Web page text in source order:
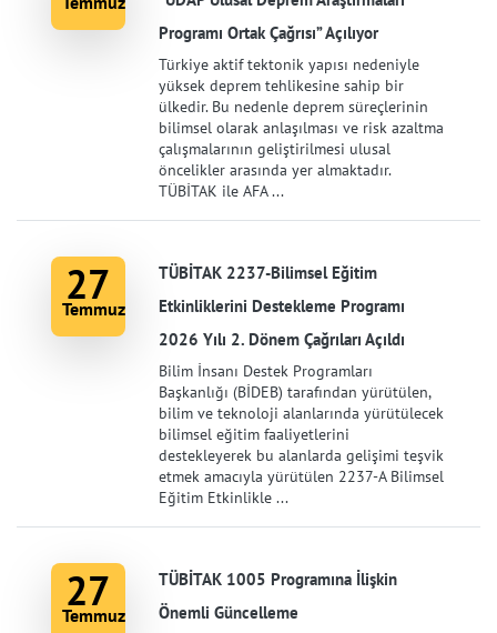
Programı Ortak Çağrısı” Açılıyor
Türkiye aktif tektonik yapısı nedeniyle
yüksek deprem tehlikesine sahip bir
ülkedir. Bu nedenle deprem süreçlerinin
bilimsel olarak anlaşılması ve risk azaltma
çalışmalarının geliştirilmesi ulusal
öncelikler arasında yer almaktadır.
TÜBİTAK ile AFA ...
27
Temmuz
TÜBİTAK 2237-Bilimsel Eğitim
Etkinliklerini Destekleme Programı
2026 Yılı 2. Dönem Çağrıları Açıldı
Bilim İnsanı Destek Programları
Başkanlığı (BİDEB) tarafından yürütülen,
bilim ve teknoloji alanlarında yürütülecek
bilimsel eğitim faaliyetlerini
destekleyerek bu alanlarda gelişimi teşvik
etmek amacıyla yürütülen 2237-A Bilimsel
Eğitim Etkinlikle ...
27
Temmuz
TÜBİTAK 1005 Programına İlişkin
Önemli Güncelleme